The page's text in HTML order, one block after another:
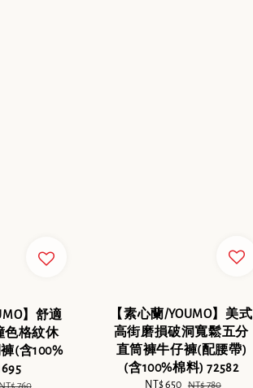
】舒適
色格紋休
(含100%
【素心蘭/YOUMO】美式
高街磨損破洞寬鬆五分
直筒褲牛仔褲(配腰帶)
(含100%棉料) 72582
Sale
NT$ 650 Regular
NT$ 780